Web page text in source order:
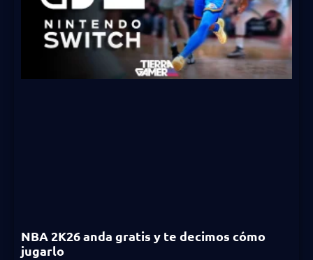
NBA 2K26 anda gratis y te decimos cómo
jugarlo